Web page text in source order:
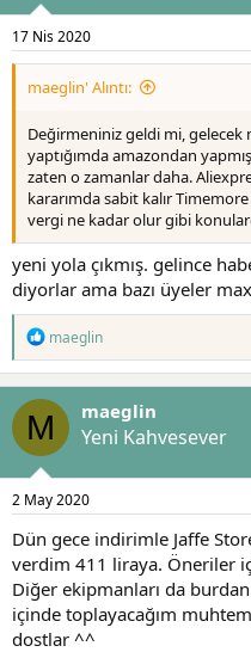
r
17 Nis 2020
maeglin' Alıntı:
Değirmeniniz geldi mi, gelecek
yaptığımda amazondan
zaten o zamanlar daha.
kararımda sabit kalır
vergi ne kadar olur gibi
yeni yola çıkmış. gelince
diyorlar ama bazı üyeler
T
e
p
k
i
e
r
maeglin
M maeglin
Yeni Kahvesever
2 May 2020
Dün gece indirimle Jaffe
verdim 411 liraya. Öneriler
Diğer ekipmanları da
içinde toplayacağım
dostlar ^^